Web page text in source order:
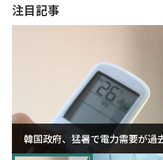
注目記事
韓国政府、猛暑で電力需要が過